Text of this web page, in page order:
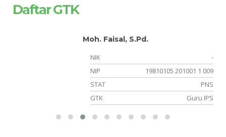
Daftar GTK
Moh. Faisal, S.Pd.
NIK
-
NIP
19810105 201001 1 009
STAT
PNS
GTK
Guru IPS